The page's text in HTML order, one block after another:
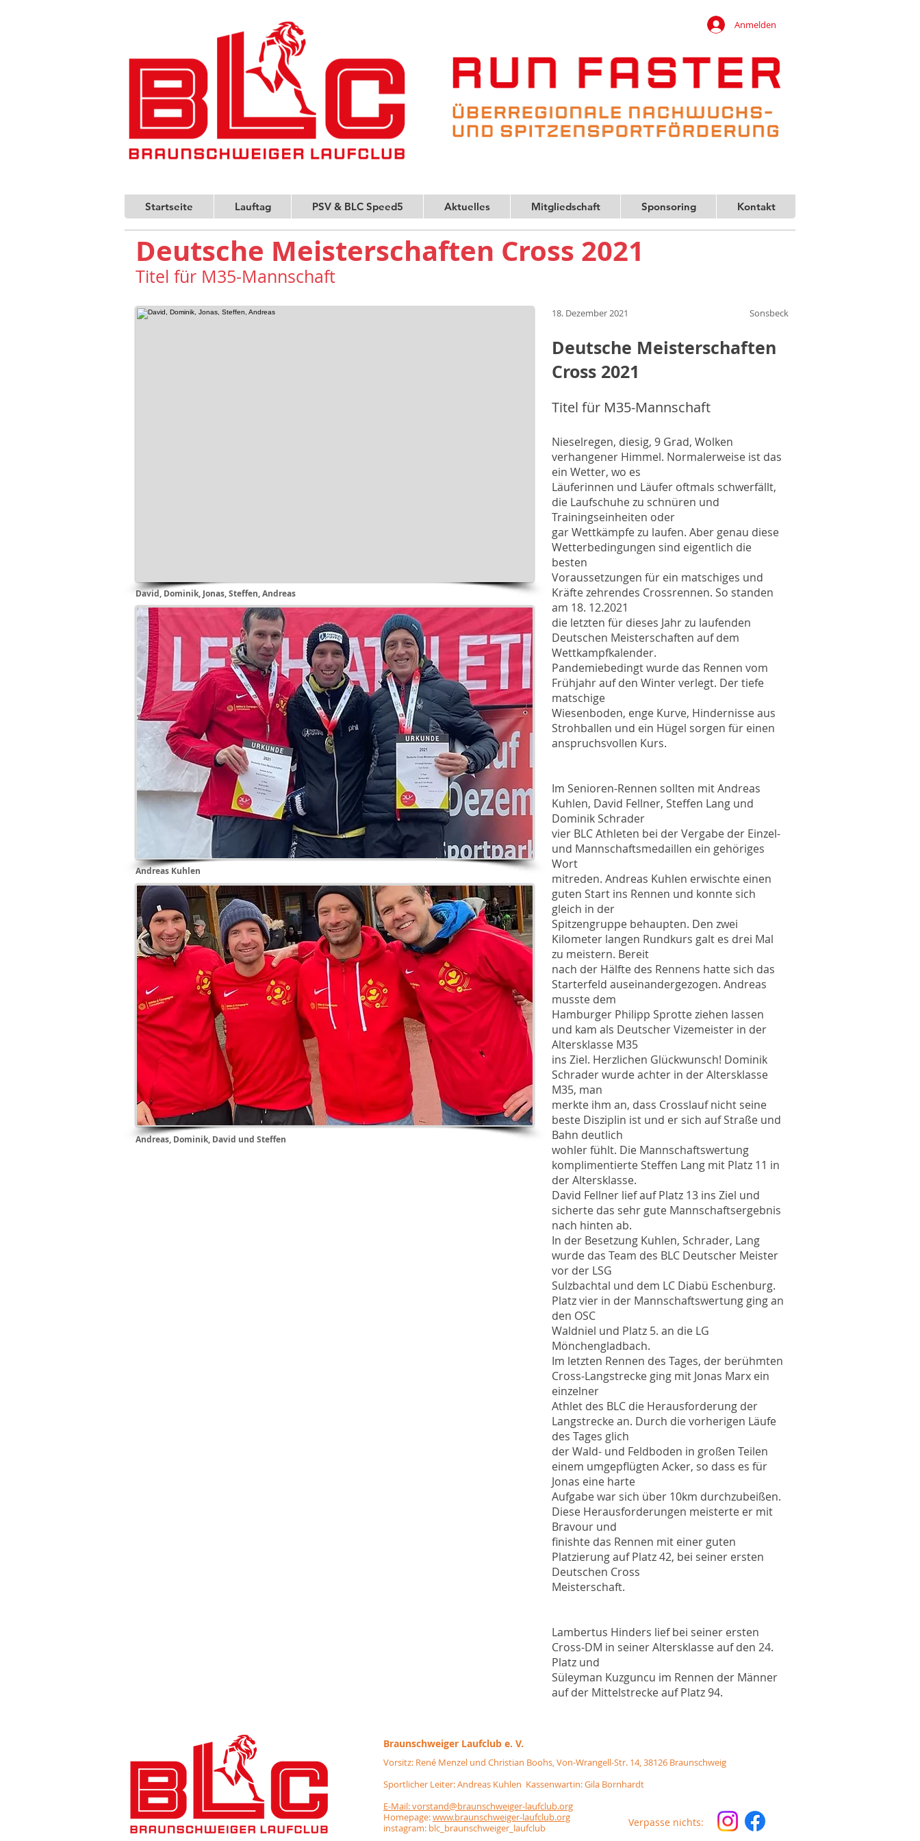
Anmelden
Startseite Lauftag PSV & BLC Speed5 Aktuelles Mitgliedschaft Sponsoring Kontakt
Deutsche Meisterschaften Cross 2021
Titel für M35-Mannschaft
18. Dezember 2021 Sonsbeck
Deutsche Meisterschaften
Cross 2021
Titel für M35-Mannschaft
Nieselregen, diesig, 9 Grad, Wolken
verhangener Himmel. Normalerweise ist das
ein Wetter, wo es
Läuferinnen und Läufer oftmals schwerfällt,
die Laufschuhe zu schnüren und
Trainingseinheiten oder
gar Wettkämpfe zu laufen. Aber genau diese
Wetterbedingungen sind eigentlich die
besten
Voraussetzungen für ein matschiges und
Kräfte zehrendes Crossrennen. So standen
am 18. 12.2021
die letzten für dieses Jahr zu laufenden
Deutschen Meisterschaften auf dem
Wettkampfkalender.
Pandemiebedingt wurde das Rennen vom
Frühjahr auf den Winter verlegt. Der tiefe
matschige
Wiesenboden, enge Kurve, Hindernisse aus
Strohballen und ein Hügel sorgen für einen
anspruchsvollen Kurs.
Im Senioren-Rennen sollten mit Andreas
Kuhlen, David Fellner, Steffen Lang und
Dominik Schrader
vier BLC Athleten bei der Vergabe der Einzel-
und Mannschaftsmedaillen ein gehöriges
Wort
mitreden. Andreas Kuhlen erwischte einen
guten Start ins Rennen und konnte sich
gleich in der
Spitzengruppe behaupten. Den zwei
Kilometer langen Rundkurs galt es drei Mal
zu meistern. Bereit
nach der Hälfte des Rennens hatte sich das
Starterfeld auseinandergezogen. Andreas
musste dem
Hamburger Philipp Sprotte ziehen lassen
und kam als Deutscher Vizemeister in der
Altersklasse M35
ins Ziel. Herzlichen Glückwunsch! Dominik
Schrader wurde achter in der Altersklasse
M35, man
merkte ihm an, dass Crosslauf nicht seine
beste Disziplin ist und er sich auf Straße und
Bahn deutlich
wohler fühlt. Die Mannschaftswertung
komplimentierte Steffen Lang mit Platz 11 in
der Altersklasse.
David Fellner lief auf Platz 13 ins Ziel und
sicherte das sehr gute Mannschaftsergebnis
nach hinten ab.
In der Besetzung Kuhlen, Schrader, Lang
wurde das Team des BLC Deutscher Meister
vor der LSG
Sulzbachtal und dem LC Diabü Eschenburg.
Platz vier in der Mannschaftswertung ging an
den OSC
Waldniel und Platz 5. an die LG
Mönchengladbach.
Im letzten Rennen des Tages, der berühmten
Cross-Langstrecke ging mit Jonas Marx ein
einzelner
Athlet des BLC die Herausforderung der
Langstrecke an. Durch die vorherigen Läufe
des Tages glich
der Wald- und Feldboden in großen Teilen
einem umgepflügten Acker, so dass es für
Jonas eine harte
Aufgabe war sich über 10km durchzubeißen.
Diese Herausforderungen meisterte er mit
Bravour und
finishte das Rennen mit einer guten
Platzierung auf Platz 42, bei seiner ersten
Deutschen Cross
Meisterschaft.
Lambertus Hinders lief bei seiner ersten
Cross-DM in seiner Altersklasse auf den 24.
Platz und
Süleyman Kuzguncu im Rennen der Männer
auf der Mittelstrecke auf Platz 94.
David, Dominik, Jonas, Steffen, Andreas
Andreas Kuhlen
Andreas, Dominik, David und Steffen
Braunschweiger Laufclub e. V.
Vorsitz: René Menzel und Christian Boohs, Von-Wrangell-Str. 14, 38126 Braunschweig
Sportlicher Leiter: Andreas Kuhlen Kassenwartin: Gila Bornhardt
E-Mail: vorstand@braunschweiger-laufclub.org
Homepage:www.braunschweiger-laufclub.org
instagram: blc_braunschweiger_laufclub
Verpasse nichts: